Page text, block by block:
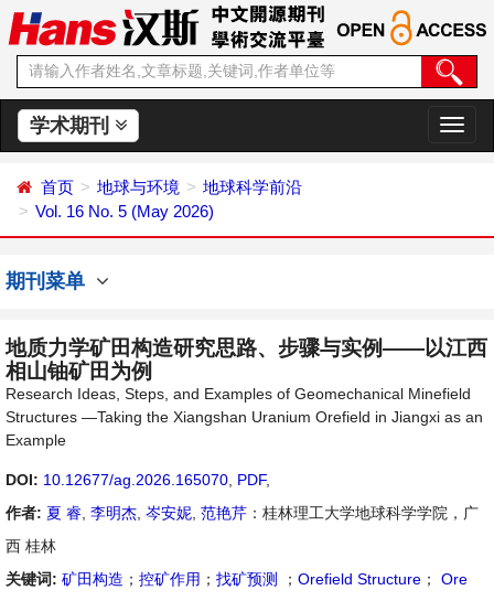
学术期刊
切
换
首页 地球与环境
地球科学前沿
Vol. 16 No. 5 (May 2026)
期刊菜单
地质力学矿田构造研究思路、步骤与实例——以江西
相山铀矿田为例
Research Ideas, Steps, and Examples of Geomechanical Minefield
Structures —Taking the Xiangshan Uranium Orefield in Jiangxi as an
Example
DOI: 10.12677/ag.2026.165070 PDF,
作者: 夏 睿 李明杰 岑安妮 范艳芹 ：桂林理工大学地球科学学院，广
西 桂林
关键词: 矿田构造 ； 控矿作用 ； 找矿预测 ； Orefield Structure ；
Ore